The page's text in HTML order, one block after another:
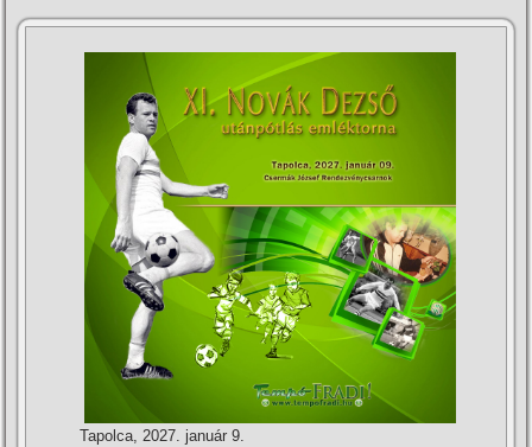
Tapolca, 2027. január 9.